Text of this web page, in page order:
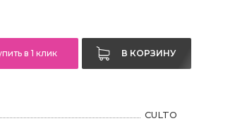
в 1 клик В КОРЗИНУ
CULTO